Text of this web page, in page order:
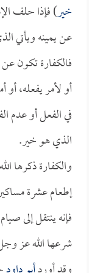
خير) فإذا حلف
عن يمينه ويأتي
فالكفارة تكون عن
أو لأمر يفعله،
في الفعل أو عدم
الذي هو خير.
والكفارة ذكرها
إطعام عشرة
فإنه ينتقل إلى
شرعها الله عز